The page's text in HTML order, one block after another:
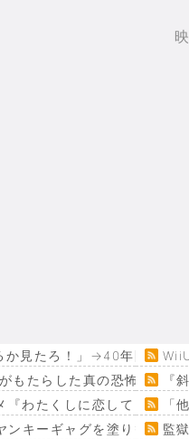
か見たろ！」→40年間続け
もたらした真の恐怖…
『
わたくしに恋してくださ「
ンキーギャグを塗り替える
監